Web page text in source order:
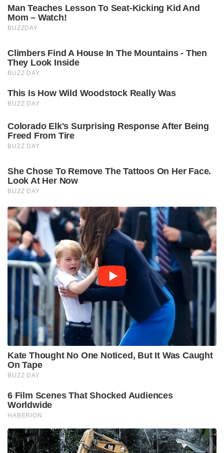
Man Teaches Lesson To Seat-Kicking Kid And
Mom – Watch!
BUZZDAY
Climbers Find A House In The Mountains - Then
They Look Inside
BUZZ DAY
This Is How Wild Woodstock Really Was
BUZZ DAY
Colorado Elk's Surprising Response After Being
Freed From Tire
BUZZ DAY
She Chose To Remove The Tattoos On Her Face.
Look At Her Now
BUZZ DAY
Kate Thought No One Noticed, But It Was Caught
On Tape
BUZZ DAY
6 Film Scenes That Shocked Audiences
Worldwide
HABERION